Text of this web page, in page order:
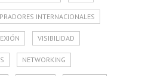
INTERNACIONALES
VISIBILIDAD
NETWORKING